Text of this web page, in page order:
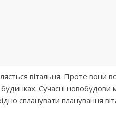
вітальня. Проте вони
Сучасні
спланувати планування